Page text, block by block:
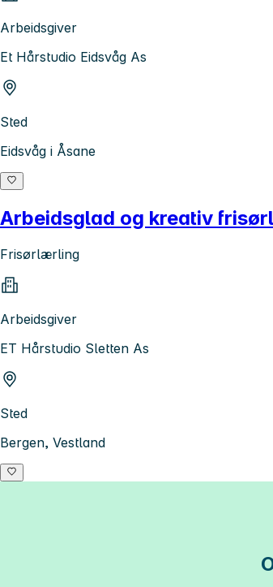
Arbeidsgiver
Et Hårstudio Eidsvåg As
Sted
Eidsvåg i Åsane
Arbeidsglad og kreativ
Frisørlærling
Arbeidsgiver
ET Hårstudio Sletten As
Sted
Bergen, Vestland